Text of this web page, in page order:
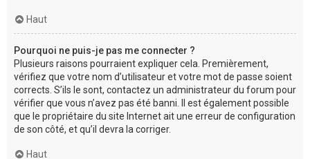
Haut
Pourquoi ne puis-je pas me connecter ?
Plusieurs raisons pourraient expliquer cela. Premièrement,
vérifiez que votre nom d’utilisateur et votre mot de passe soient
corrects. S’ils le sont, contactez un administrateur du forum pour
vérifier que vous n’avez pas été banni. Il est également possible
que le propriétaire du site Internet ait une erreur de configuration
de son côté, et qu’il devra la corriger.
Haut